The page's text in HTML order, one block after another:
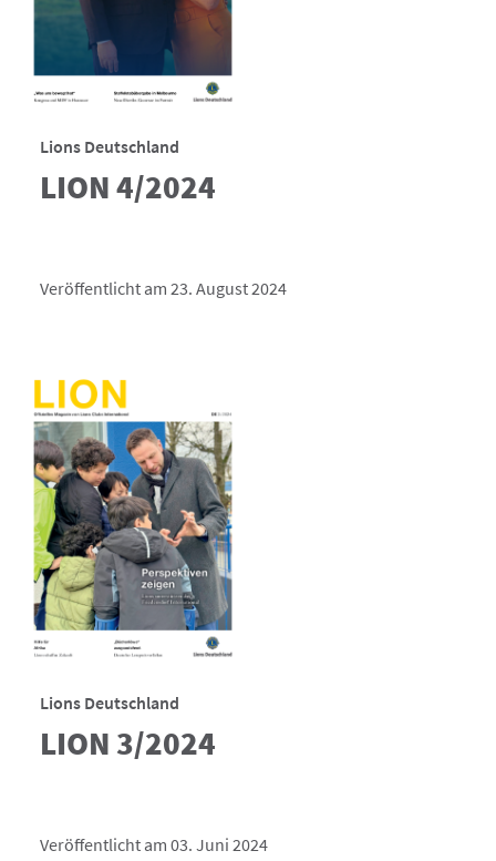
Lions Deutschland
LION 4/2024
Veröffentlicht am 23. August 2024
Lions Deutschland
LION 3/2024
Veröffentlicht am 03. Juni 2024